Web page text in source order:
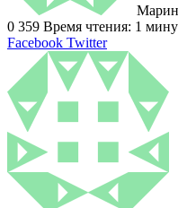
0 359 Время чтения: 1
Facebook TwitterLinkedIn
Tumblr
Pinterest
Reddit
ВКонтакте
Поделиться
через
почту
Печатать